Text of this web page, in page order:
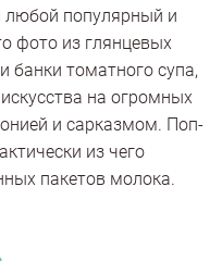
любой популярный и
фото из глянцевых
банки томатного супа,
на огромных
и сарказмом. Поп-
из чего
пакетов молока.